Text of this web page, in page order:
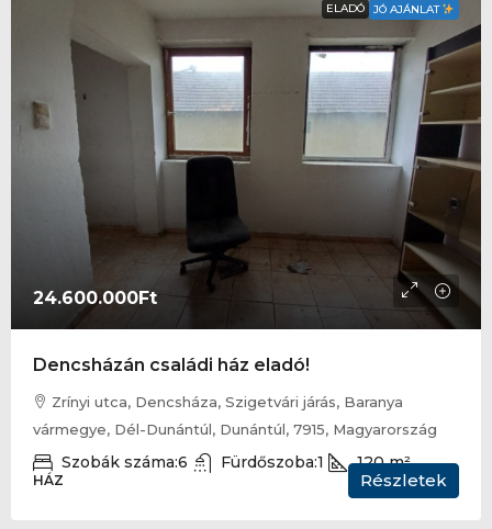
ELADÓ JÓ AJÁNLAT
24.600.000Ft
Dencsházán családi ház eladó!
Zrínyi utca, Dencsháza, Szigetvári járás, Baranya
vármegye, Dél-Dunántúl, Dunántúl, 7915, Magyarország
Szobák száma:6 Fürdőszoba:1 120 m²
HÁZ Részletek